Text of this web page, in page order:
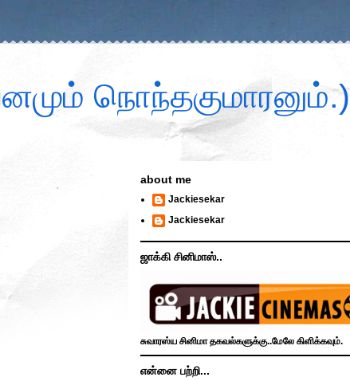
நொந்தகுமாரனும்.)
about me
Jackiesekar
Jackiesekar
ஜாக்கி சினிமாஸ்..
சுவாரஸ்ய சினிமா தகவல்களுக்கு..மேலே கிளிக்கவும்.
என்னை பற்றி...